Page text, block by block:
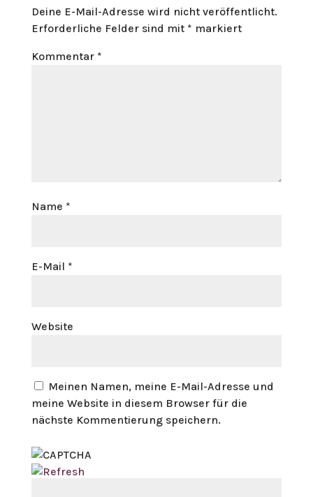
Deine E-Mail-Adresse wird nicht veröffentlicht.
Erforderliche Felder sind mit * markiert
Kommentar *
Name *
E-Mail *
Website
Meinen Namen, meine E-Mail-Adresse und
meine Website in diesem Browser für die
nächste Kommentierung speichern.